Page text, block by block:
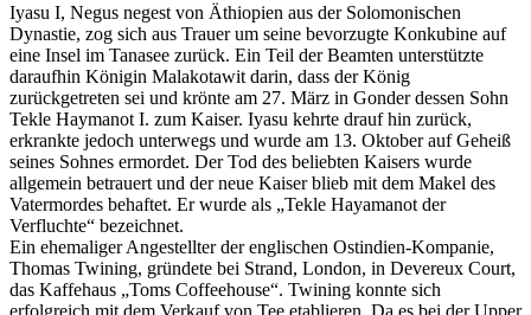
Iyasu I, Negus negest von Äthiopien aus der Solomonischen
Dynastie, zog sich aus Trauer um seine bevorzugte Konkubine auf
eine Insel im Tanasee zurück. Ein Teil der Beamten unterstützte
daraufhin Königin Malakotawit darin, dass der König
zurückgetreten sei und krönte am 27. März in Gonder dessen Sohn
Tekle Haymanot I. zum Kaiser. Iyasu kehrte drauf hin zurück,
erkrankte jedoch unterwegs und wurde am 13. Oktober auf Geheiß
seines Sohnes ermordet. Der Tod des beliebten Kaisers wurde
allgemein betrauert und der neue Kaiser blieb mit dem Makel des
Vatermordes behaftet. Er wurde als „Tekle Hayamanot der
Verfluchte“ bezeichnet.
Ein ehemaliger Angestellter der englischen Ostindien-Kompanie,
Thomas Twining, gründete bei Strand, London, in Devereux Court,
das Kaffehaus „Toms Coffeehouse“. Twining konnte sich
erfolgreich mit dem Verkauf von Tee etablieren. Da es bei der Upper